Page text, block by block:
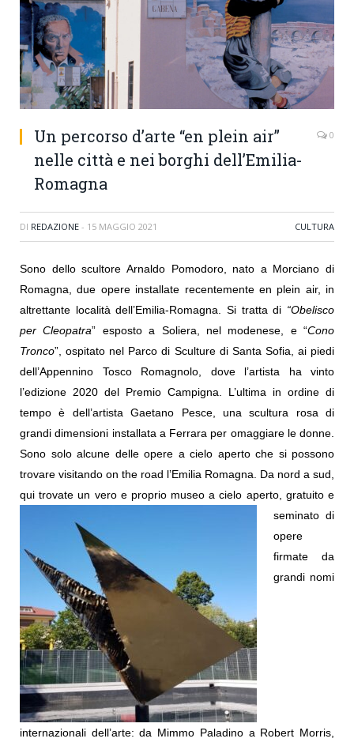
Un percorso d’arte “en plein air”
nelle città e nei borghi dell’Emilia-
Romagna
0
DI REDAZIONE - 15 MAGGIO 2021 CULTURA
Sono dello scultore Arnaldo Pomodoro, nato a Morciano di
Romagna, due opere installate recentemente en plein air, in
altrettante località dell’Emilia-Romagna. Si tratta di “Obelisco
per Cleopatra” esposto a Soliera, nel modenese, e “Cono
Tronco”, ospitato nel Parco di Sculture di Santa Sofia, ai piedi
dell’Appennino Tosco Romagnolo, dove l’artista ha vinto
l’edizione 2020 del Premio Campigna. L’ultima in ordine di
tempo è dell’artista Gaetano Pesce, una scultura rosa di
grandi dimensioni installata a Ferrara per omaggiare le donne.
Sono solo alcune delle opere a cielo aperto che si possono
trovare visitando on the road l’Emilia Romagna. Da nord a sud,
qui trovate un vero e proprio museo a cielo aperto, gratuito e
seminato di
opere
firmate da
grandi nomi
internazionali dell’arte: da Mimmo Paladino a Robert Morris,